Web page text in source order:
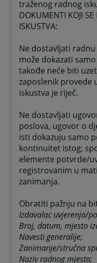
traženog radnog
DOKUMENTI KOJI
ISKUSTVA:
Ne dostavljati
može dokazati
takođe neće biti
zaposlenik provede
iskustva je riječ.
Ne dostavljati
poslova, ugovor o
isti dokazuju samo
kontinuitet istog;
elemente potvrde/
registrovanim u
zanimanja.
Obratiti pažnju na
Izdavalac uvjerenja/
Broj, datum, mjesto
Navesti generalije;
Zanimanje/stručna
Naziv radnog mjesta;